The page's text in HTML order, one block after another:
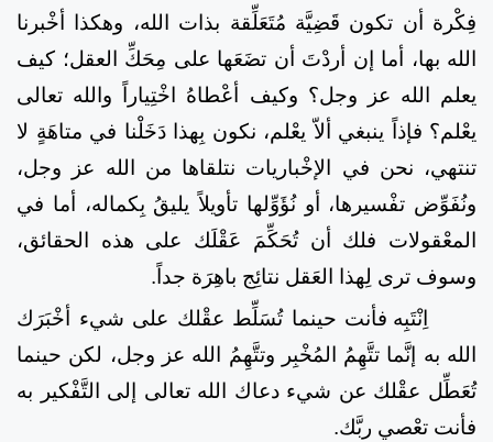
فِكْرة أن تكون قَضِيَّة مُتَعَلِّقة بذات الله، وهكذا أخْبرنا
الله بها، أما إن أردْتَ أن تضَعَها على مِحَكِّ العقل؛ كيف
يعلم الله عز وجل؟ وكيف أعْطاهُ اخْتِياراً والله تعالى
يعْلم؟ فإذاً ينبغي ألاّ يعْلم، نكون بِهذا دَخَلْنا في متاهَةٍ لا
تنتهي، نحن في الإخْباريات نتلقاها من الله عز وجل،
ونُفَوِّض تفْسيرها، أو نُؤَوِّلها تأويلاً يليقُ بِكماله، أما في
المعْقولات فلك أن تُحَكِّمَ عَقْلَك على هذه الحقائق،
وسوف ترى لِهذا العَقل نتائِج باهِرَة جداً.
اِنْتَبِه فأنت حينما تُسَلِّط عقْلك على شيء أخْبَرَك
الله به إنَّما تتَّهِمُ المُخْبِر وتتَّهِمُ الله عز وجل، لكن حينما
تُعَطِّل عقْلك عن شيء دعاك الله تعالى إلى التَّفْكير به
فأنت تعْصي ربَّك.